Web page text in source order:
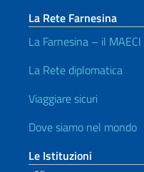
La Rete Farnesina
La Farnesina – il MAECI
La Rete diplomatica
Viaggiare sicuri
Dove siamo nel mondo
Le Istituzioni